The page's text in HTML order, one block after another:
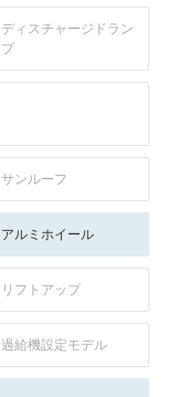
ディスチャージドラン
プ
サンルーフ
アルミホイール
リフトアップ
過給機設定モデル